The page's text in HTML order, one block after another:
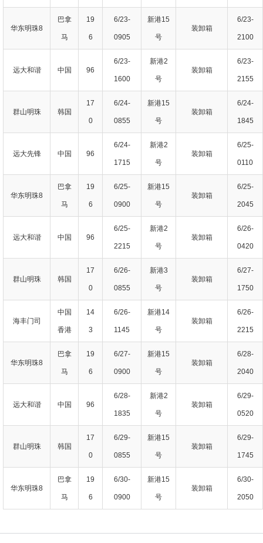
华东明珠8
巴拿
马
19
6
6/23-
0905
新港15
号
装卸箱
6/23-
2100
远大和谐 中国 96
6/23-
1600
新港2
号
装卸箱
6/23-
2155
群山明珠 韩国
17
0
6/24-
0855
新港15
号
装卸箱
6/24-
1845
远大先锋 中国 96
6/24-
1715
新港2
号
装卸箱
6/25-
0110
华东明珠8
巴拿
马
19
6
6/25-
0900
新港15
号
装卸箱
6/25-
2045
远大和谐 中国 96
6/25-
2215
新港2
号
装卸箱
6/26-
0420
群山明珠 韩国
17
0
6/26-
0855
新港3
号
装卸箱
6/27-
1750
海丰门司
中国
香港
14
3
6/26-
1145
新港14
号
装卸箱
6/26-
2215
华东明珠8
巴拿
马
19
6
6/27-
0900
新港15
号
装卸箱
6/28-
2040
远大和谐 中国 96
6/28-
1835
新港2
号
装卸箱
6/29-
0520
群山明珠 韩国
17
0
6/29-
0855
新港15
号
装卸箱
6/29-
1745
华东明珠8
巴拿
马
19
6
6/30-
0900
新港15
号
装卸箱
6/30-
2050